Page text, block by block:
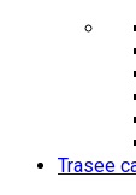
Trasee